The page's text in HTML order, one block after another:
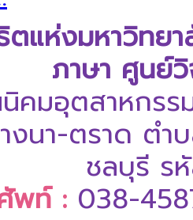
ตแห่งมหาวิทย
ภาษา ศูนย์
คมอุตสาหกร
งนา-ตราด ตำ
ชลบุรี ร
พท์ : 038-